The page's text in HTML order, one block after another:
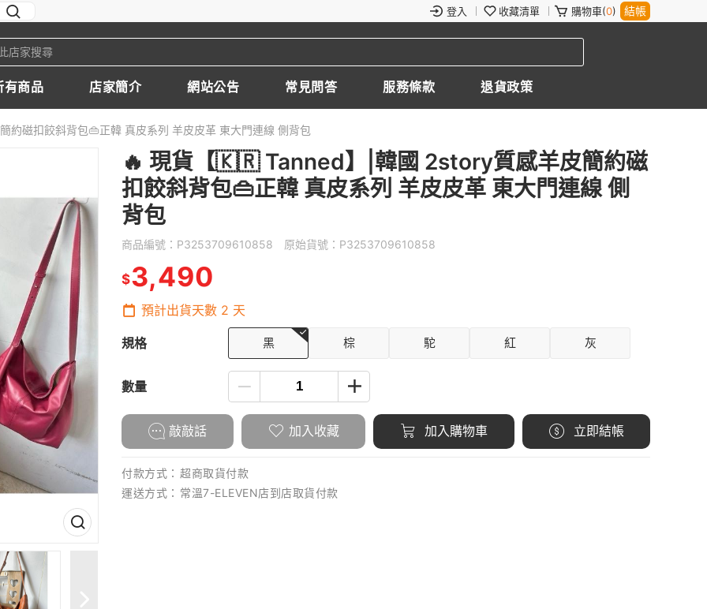
登入 收藏清單 購物車(0) 結帳
有商品 店家簡介 網站公告 常見問答 服務條款 退貨政策
磁扣餃斜背包👜正韓 真皮系列 羊皮皮革 東大門連線 側背包
🔥 現貨【🇰🇷 Tanned】|韓國 2story質感羊皮簡約磁
扣餃斜背包👜正韓 真皮系列 羊皮皮革 東大門連線 側
背包
商品編號： P3253709610858 原始貨號： P3253709610858
$3,490
預計出貨天數 2 天
規格 黑 棕 駝 紅 灰
數量
敲敲話 加入收藏 加入購物車 立即結帳
付款方式： 超商取貨付款
運送方式： 常溫7-ELEVEN店到店取貨付款